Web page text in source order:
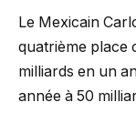
Le Mexicain
quatrième place
milliards en un
année à 50